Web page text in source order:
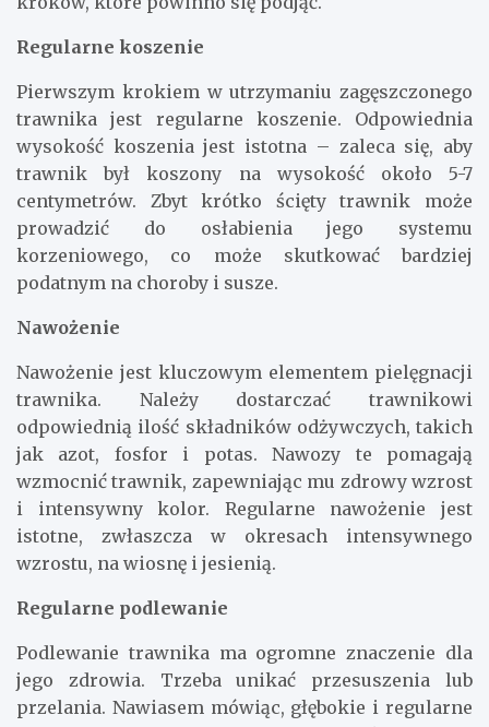
Regularne koszenie
Pierwszym krokiem w utrzymaniu zagęszczonego
trawnika jest regularne koszenie. Odpowiednia
wysokość koszenia jest istotna – zaleca się, aby
trawnik był koszony na wysokość około 5-7
centymetrów. Zbyt krótko ścięty trawnik może
prowadzić do osłabienia jego systemu
korzeniowego, co może skutkować bardziej
podatnym na choroby i susze.
Nawożenie
Nawożenie jest kluczowym elementem pielęgnacji
trawnika. Należy dostarczać trawnikowi
odpowiednią ilość składników odżywczych, takich
jak azot, fosfor i potas. Nawozy te pomagają
wzmocnić trawnik, zapewniając mu zdrowy wzrost
i intensywny kolor. Regularne nawożenie jest
istotne, zwłaszcza w okresach intensywnego
wzrostu, na wiosnę i jesienią.
Regularne podlewanie
Podlewanie trawnika ma ogromne znaczenie dla
jego zdrowia. Trzeba unikać przesuszenia lub
przelania. Nawiasem mówiąc, głębokie i regularne